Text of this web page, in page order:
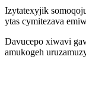
Izytatexyjik
ytas cymitezava
Davucepo xiwavi
amukogeh